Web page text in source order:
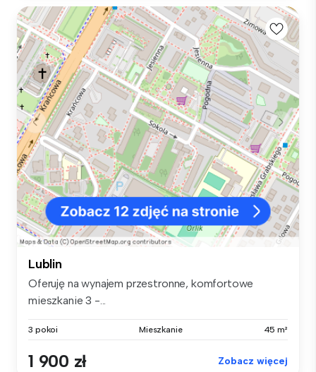
Lublin
Oferuję na wynajem przestronne, komfortowe
mieszkanie 3 -...
3 pokoi Mieszkanie 45 m²
1 900 zł Zobacz więcej